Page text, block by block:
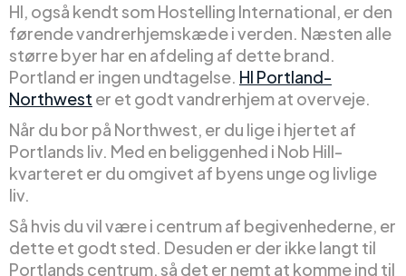
HI, også kendt som Hostelling International, er den
førende vandrerhjemskæde i verden. Næsten alle
større byer har en afdeling af dette brand.
Portland er ingen undtagelse. HI Portland-
Northwest er et godt vandrerhjem at overveje.
Når du bor på Northwest, er du lige i hjertet af
Portlands liv. Med en beliggenhed i Nob Hill-
kvarteret er du omgivet af byens unge og livlige
liv.
Så hvis du vil være i centrum af begivenhederne, er
dette et godt sted. Desuden er der ikke langt til
Portlands centrum, så det er nemt at komme ind til